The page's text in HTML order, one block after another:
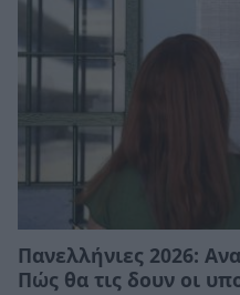
Πανελλήνιες 2026:
Πώς θα τις δουν οι